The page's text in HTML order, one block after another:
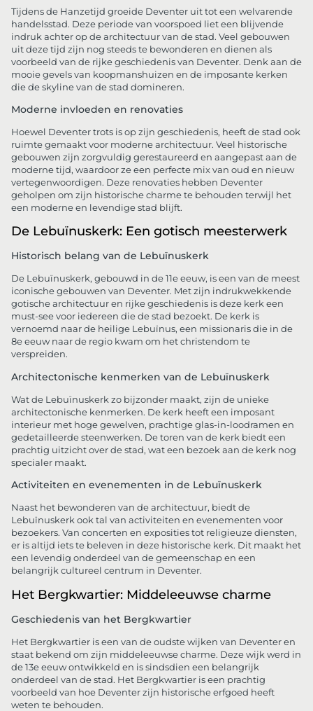
Tijdens de Hanzetijd groeide Deventer uit tot een welvarende
handelsstad. Deze periode van voorspoed liet een blijvende
indruk achter op de architectuur van de stad. Veel gebouwen
uit deze tijd zijn nog steeds te bewonderen en dienen als
voorbeeld van de rijke geschiedenis van Deventer. Denk aan de
mooie gevels van koopmanshuizen en de imposante kerken
die de skyline van de stad domineren.
Moderne invloeden en renovaties
Hoewel Deventer trots is op zijn geschiedenis, heeft de stad ook
ruimte gemaakt voor moderne architectuur. Veel historische
gebouwen zijn zorgvuldig gerestaureerd en aangepast aan de
moderne tijd, waardoor ze een perfecte mix van oud en nieuw
vertegenwoordigen. Deze renovaties hebben Deventer
geholpen om zijn historische charme te behouden terwijl het
een moderne en levendige stad blijft.
De Lebuïnuskerk: Een gotisch meesterwerk
Historisch belang van de Lebuïnuskerk
De Lebuïnuskerk, gebouwd in de 11e eeuw, is een van de meest
iconische gebouwen van Deventer. Met zijn indrukwekkende
gotische architectuur en rijke geschiedenis is deze kerk een
must-see voor iedereen die de stad bezoekt. De kerk is
vernoemd naar de heilige Lebuïnus, een missionaris die in de
8e eeuw naar de regio kwam om het christendom te
verspreiden.
Architectonische kenmerken van de Lebuïnuskerk
Wat de Lebuïnuskerk zo bijzonder maakt, zijn de unieke
architectonische kenmerken. De kerk heeft een imposant
interieur met hoge gewelven, prachtige glas-in-loodramen en
gedetailleerde steenwerken. De toren van de kerk biedt een
prachtig uitzicht over de stad, wat een bezoek aan de kerk nog
specialer maakt.
Activiteiten en evenementen in de Lebuïnuskerk
Naast het bewonderen van de architectuur, biedt de
Lebuïnuskerk ook tal van activiteiten en evenementen voor
bezoekers. Van concerten en exposities tot religieuze diensten,
er is altijd iets te beleven in deze historische kerk. Dit maakt het
een levendig onderdeel van de gemeenschap en een
belangrijk cultureel centrum in Deventer.
Het Bergkwartier: Middeleeuwse charme
Geschiedenis van het Bergkwartier
Het Bergkwartier is een van de oudste wijken van Deventer en
staat bekend om zijn middeleeuwse charme. Deze wijk werd in
de 13e eeuw ontwikkeld en is sindsdien een belangrijk
onderdeel van de stad. Het Bergkwartier is een prachtig
voorbeeld van hoe Deventer zijn historische erfgoed heeft
weten te behouden.